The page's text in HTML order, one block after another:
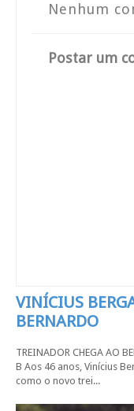
Nenhum
Postar um
VINÍCIUS
BERNARDO
TREINADOR CHEGA AO
B Aos 46 anos, Vinícius
como o novo trei...